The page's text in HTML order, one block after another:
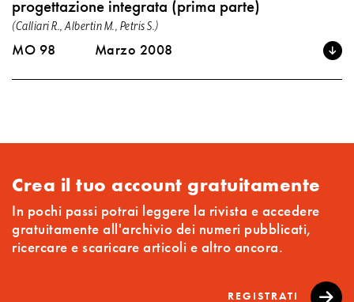
progettazione integrata (prima parte)
(Calliari R., Albertin M., Petris S.)
MO 98 Marzo 2008
Crea il tuo account gratuitamente
In pochi passi potrai leggere la rivista e accedere
gratuitamente all'archivio dei numeri pubblicati,
ricercare e scaricare articoli e altro ancora.
REGISTRATI